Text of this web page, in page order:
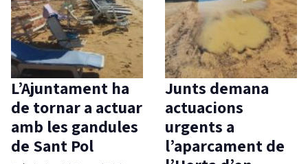
L’Ajuntament ha
de tornar a actuar
amb les gandules
de Sant Pol
Junts demana
actuacions
urgents a
l’aparcament de